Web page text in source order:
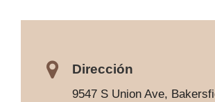
Dirección
9547 S Union Ave,